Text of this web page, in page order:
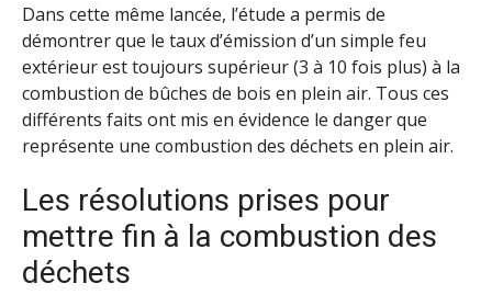
Dans cette même lancée, l’étude a permis de
démontrer que le taux d’émission d’un simple feu
extérieur est toujours supérieur (3 à 10 fois plus) à la
combustion de bûches de bois en plein air. Tous ces
différents faits ont mis en évidence le danger que
représente une combustion des déchets en plein air.
Les résolutions prises pour
mettre fin à la combustion des
déchets